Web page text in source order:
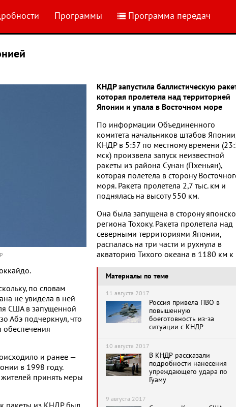
Программы Программа передач
КНДР запустила баллистическую
которая пролетела над территорией
Японии и упала в Восточном море
По информации Объединенного
комитета начальников штабов Японии,
КНДР в 5:57 по местному времени
мск) произвела запуск неизвестной
ракеты из района Сунан (Пхеньян),
которая полетела в сторону
моря. Ракета пролетела 2,7 тыс. км и
поднялась на высоту 550 км.
Материалы по теме
11 августа 2017
Россия привела ПВО в
повышенную
боеготовность из-за
ситуации с КНДР
10 августа 2017
В КНДР рассказали
подробности нанесения
упреждающего удара по
Гуаму
9 августа 2017
Она была запущена в сторону
региона Тохоку. Ракета пролетела над
северными территориями Японии,
распалась на три части и рухнула в
акваторию Тихого океана в 1180 км к
по словам
не увидела в ней
США в запущенной
Абэ подчеркнул, что
обеспечения
и ранее —
в 1998 году.
принять меры